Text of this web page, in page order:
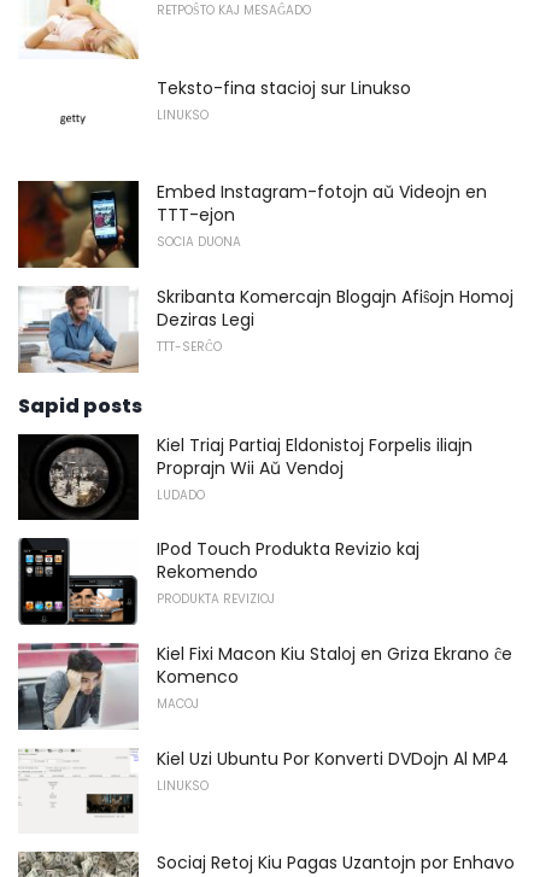
RETPOŜTO KAJ MESAĜADO
Teksto-fina stacioj sur Linukso
LINUKSO
Embed Instagram-fotojn aŭ Videojn en
TTT-ejon
SOCIA DUONA
Skribanta Komercajn Blogajn Afiŝojn Homoj
Deziras Legi
TTT-SERĈO
Sapid posts
Kiel Triaj Partiaj Eldonistoj Forpelis iliajn
Proprajn Wii Aŭ Vendoj
LUDADO
IPod Touch Produkta Revizio kaj
Rekomendo
PRODUKTA REVIZIOJ
Kiel Fixi Macon Kiu Staloj en Griza Ekrano ĉe
Komenco
MACOJ
Kiel Uzi Ubuntu Por Konverti DVDojn Al MP4
LINUKSO
Sociaj Retoj Kiu Pagas Uzantojn por Enhavo